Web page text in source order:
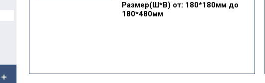
Размер(Ш*В) от: 180*180мм до
180*480мм